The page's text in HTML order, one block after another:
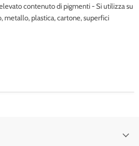
contenuto di pigmenti - Si utilizza su
metallo, plastica, cartone, superfici